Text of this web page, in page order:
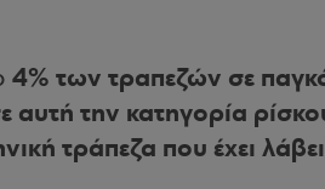
4% των τραπεζών σε
αυτή την κατηγορία
τράπεζα που έχει